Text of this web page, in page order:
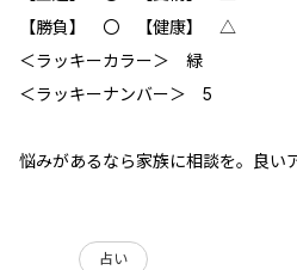
【勝負】 〇 【健康】 △
＜ラッキーカラー＞ 緑
＜ラッキーナンバー＞ 5
悩みがあるなら家族に相談を。良い
占い